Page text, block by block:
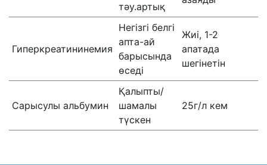
тәу.артық
Гиперкреатининемия
Негізгі белгі
апта-ай
барысында
өседі
Жиі, 1-2
апатада
шегінетін
Сарысулы альбумин
Қалыпты/
шамалы
түскен
25г/л кем